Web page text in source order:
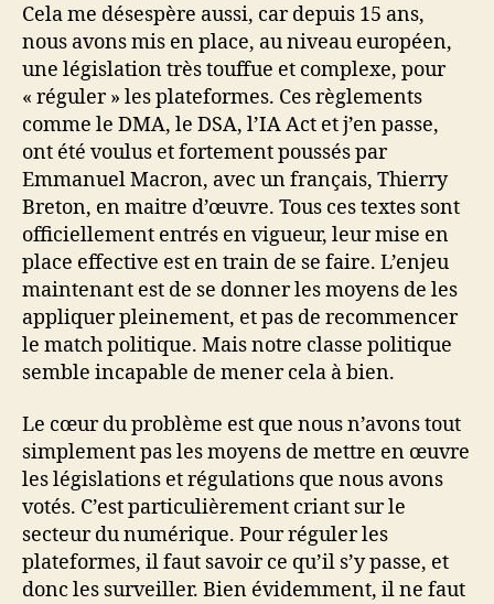
Cela me désespère aussi, car depuis 15 ans,
nous avons mis en place, au niveau européen,
une législation très touffue et complexe, pour
« réguler » les plateformes. Ces règlements
comme le DMA, le DSA, l’IA Act et j’en passe,
ont été voulus et fortement poussés par
Emmanuel Macron, avec un français, Thierry
Breton, en maitre d’œuvre. Tous ces textes sont
officiellement entrés en vigueur, leur mise en
place effective est en train de se faire. L’enjeu
maintenant est de se donner les moyens de les
appliquer pleinement, et pas de recommencer
le match politique. Mais notre classe politique
semble incapable de mener cela à bien.
Le cœur du problème est que nous n’avons tout
simplement pas les moyens de mettre en œuvre
les législations et régulations que nous avons
votés. C’est particulièrement criant sur le
secteur du numérique. Pour réguler les
plateformes, il faut savoir ce qu’il s’y passe, et
donc les surveiller. Bien évidemment, il ne faut